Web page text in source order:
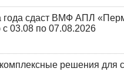
сдаст ВМФ АПЛ
03.08 по 07.08.2026
решения для